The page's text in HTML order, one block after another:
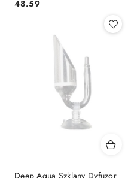
Cena:
48.59